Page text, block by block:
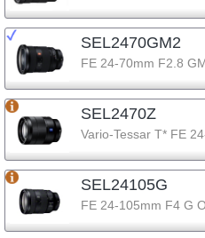
SEL2470GM2
FE 24-70mm F2.8
SEL2470Z
Vario-Tessar T* FE
SEL24105G
FE 24-105mm F4 G